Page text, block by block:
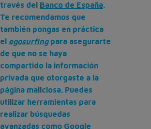
través del Banco de España.
Te recomendamos que
también pongas en práctica
el egosurfingpara asegurarte
de que no se haya
compartido la información
privada que otorgaste a la
página maliciosa. Puedes
utilizar herramientas para
realizar búsquedas
avanzadas como Google